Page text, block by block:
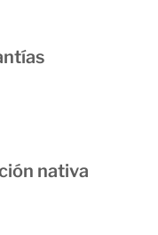
nativa